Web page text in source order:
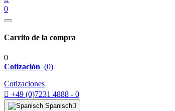
0
Carrito de la compra
0
Cotización (0)
Cotizaciones
 +49 (0)7231 4888 - 0
Spanisch